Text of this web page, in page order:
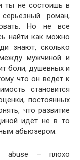
ты не состоишь в
роман,
Но не все
найти как можно
знают, сколько
мужчиной и
боли, душевных и
что он ведёт к
становится
постоянных
что развитие
идёт не в то
абьюзером.
abuse – плохо